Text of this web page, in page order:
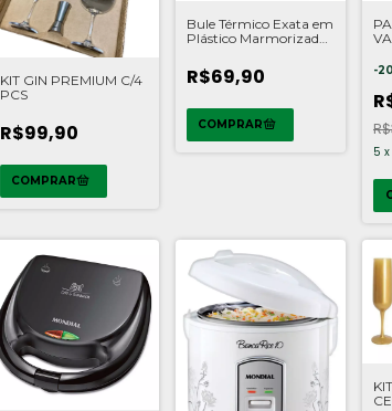
KIT GIN PREMIUM C/4
PCS
R$99,90
Bule Térmico Exata em
Plástico Marmorizado
R$69,90 -20
5 x